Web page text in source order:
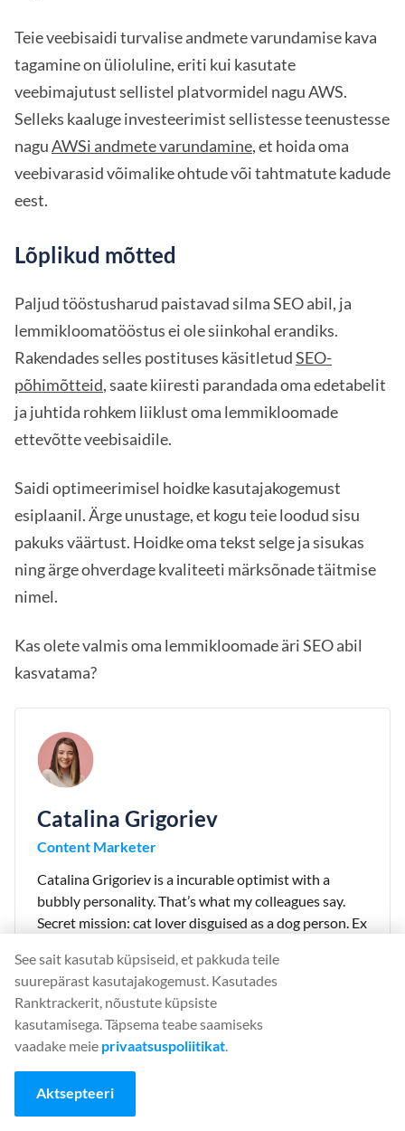
Teie veebisaidi turvalise andmete varundamise kava
tagamine on ülioluline, eriti kui kasutate
veebimajutust sellistel platvormidel nagu AWS.
Selleks kaaluge investeerimist sellistesse teenustesse
naguAWSi andmete varundamine, et hoida oma
veebivarasid võimalike ohtude või tahtmatute kadude
eest.
Lõplikud mõtted
Paljud tööstusharud paistavad silma SEO abil, ja
lemmikloomatööstus ei ole siinkohal erandiks.
Rakendades selles postituses käsitletudSEO-
põhimõtteid, saate kiiresti parandada oma edetabelit
ja juhtida rohkem liiklust oma lemmikloomade
ettevõtte veebisaidile.
Saidi optimeerimisel hoidke kasutajakogemust
esiplaanil. Ärge unustage, et kogu teie loodud sisu
pakuks väärtust. Hoidke oma tekst selge ja sisukas
ning ärge ohverdage kvaliteeti märksõnade täitmise
nimel.
Kas olete valmis oma lemmikloomade äri SEO abil
kasvatama?
Catalina Grigoriev
Content Marketer
Catalina Grigoriev is a incurable optimist with a
bubbly personality. That’s what my colleagues say.
Secret mission: cat lover disguised as a dog person. Ex
lane. Currently delving into the depths of SEO and
content marketing at Planable.
90% off your first month on monthly plans. Your personal
See sait kasutab küpsiseid, et pakkuda teile
suurepärast kasutajakogemust. Kasutades
Ranktrackerit, nõustute küpsiste
kasutamisega. Täpsema teabe saamiseks
vaadake meie privaatsuspoliitikat.
Aktsepteeri